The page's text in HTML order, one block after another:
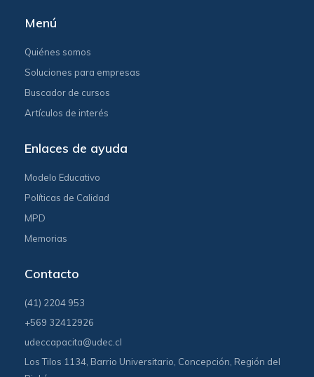
Menú
Quiénes somos
Soluciones para empresas
Buscador de cursos
Artículos de interés
Enlaces de ayuda
Modelo Educativo
Políticas de Calidad
MPD
Memorias
Contacto
(41) 2204 953
+569 32412926
udeccapacita@udec.cl
Los Tilos 1134, Barrio Universitario, Concepción, Región del